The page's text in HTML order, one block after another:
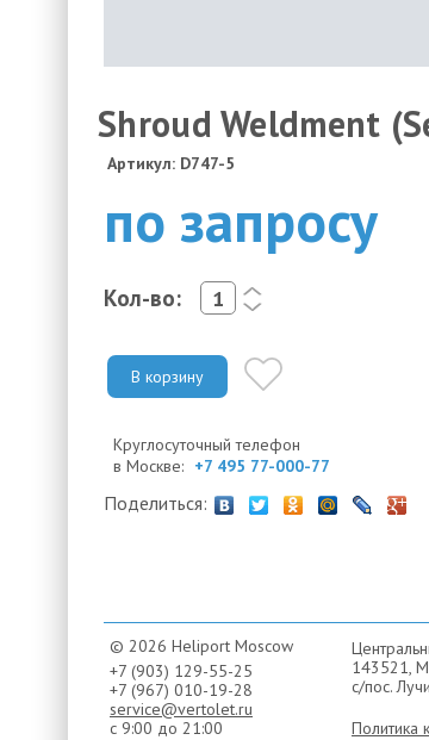
Shroud Weldment
Артикул: D747-5
по запросу
Кол-во:
<
>
В корзину
Круглосуточный телефон
в Москве: +7 495 77-000-77
Поделиться:
© 2026 Heliport Moscow
+7 (903) 129-55-25
+7 (967) 010-19-28
service@vertolet.ru
с 9:00 до 21:00
143521,
с/пос.
Политика